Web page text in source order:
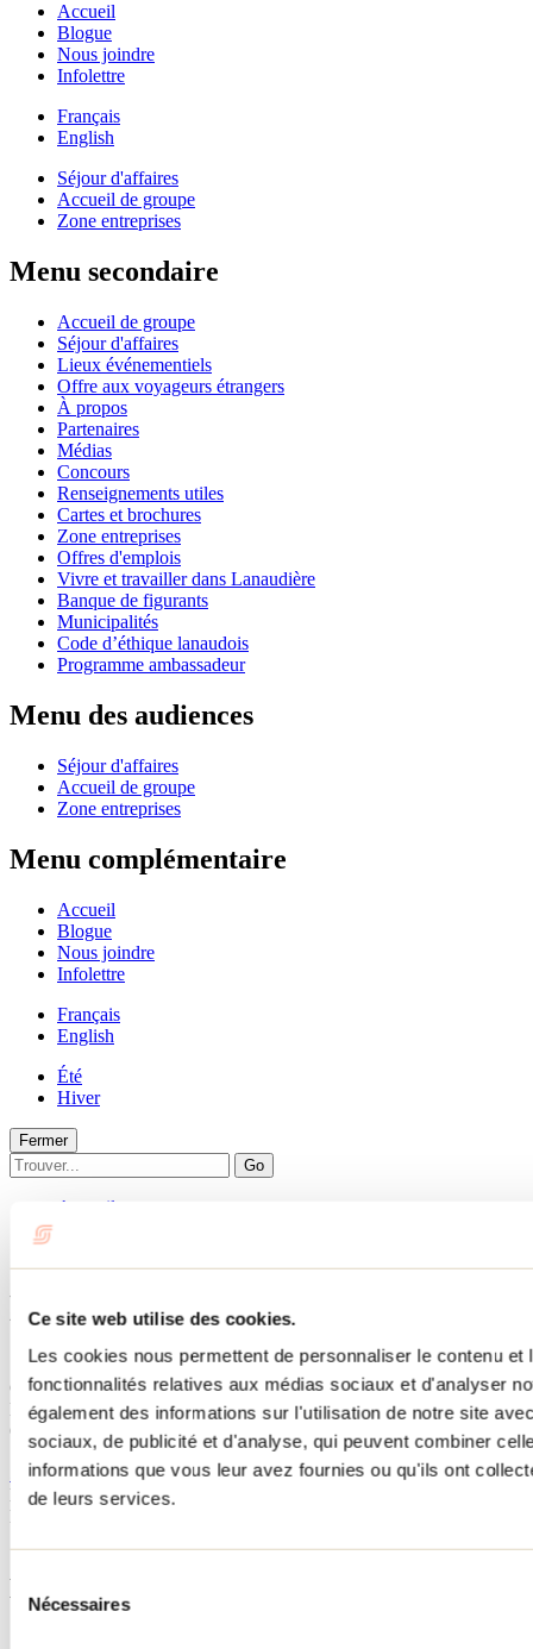
Ce site web utilise des cookies.
Les cookies nous permettent de personnaliser le contenu
fonctionnalités relatives aux médias sociaux et d'analyser
également des informations sur l'utilisation de notre site
sociaux, de publicité et d'analyse, qui peuvent combiner
informations que vous leur avez fournies ou qu'ils ont
de leurs services.
Sélection
Nécessaires
Accueil
Blogue
Nous joindre
Infolettre
Français
English
Séjour d'affaires
Accueil de groupe
Zone entreprises
Menu secondaire
Accueil de groupe
Séjour d'affaires
Lieux événementiels
Offre aux voyageurs étrangers
À propos
Partenaires
Médias
Concours
Renseignements utiles
Cartes et brochures
Zone entreprises
Offres d'emplois
Vivre et travailler dans Lanaudière
Banque de figurants
Municipalités
Code d’éthique lanaudois
Programme ambassadeur
Menu des audiences
Séjour d'affaires
Accueil de groupe
Zone entreprises
Menu complémentaire
Accueil
Blogue
Nous joindre
Infolettre
Français
English
Été
Hiver
Fermer
Go
Accueil
LE ONNI CABIN
Saint-Côme
Chalets
LE ONNI CABIN
67 rue de l'Évasion
Saint-Côme, QC J0K2B0
514 266-7192
No d'enregistrement317271
Besoin d'information?
Menu pied de page